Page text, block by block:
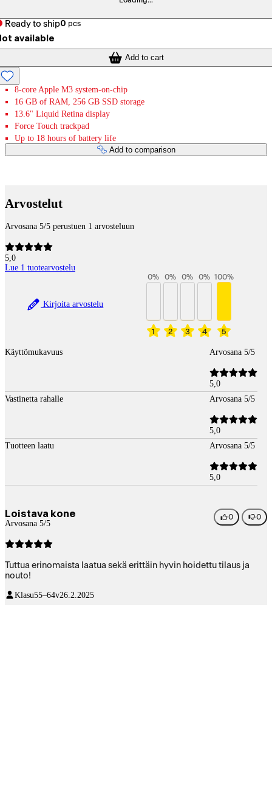
Ready to ship0 pcs
available
Add to cart
8-core Apple M3 system-on-chip
16 GB of RAM, 256 GB SSD storage
13.6" Liquid Retina display
Force Touch trackpad
Up to 18 hours of battery life
Add to comparison
Arvostelut
Arvosana 5/5 perustuen 1 arvosteluun
5,0
Lue 1 tuotearvostelu
Kirjoita arvostelu
1
0%
2
0%
3
0%
4
0%
5
100%
Käyttömukavuus Arvosana 5/5
5,0
Vastinetta rahalle
Arvosana 5/5
5,0
Tuotteen laatu
Arvosana 5/5
5,0
Loistava kone
Arvosana 5/5
0 0
Tuttua erinomaista laatua sekä erittäin hyvin hoidettu tilaus ja
nouto!
Klasu55–64v26.2.2025